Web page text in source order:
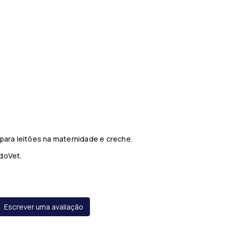
leitões na maternidade e creche.
Escrever uma avaliação